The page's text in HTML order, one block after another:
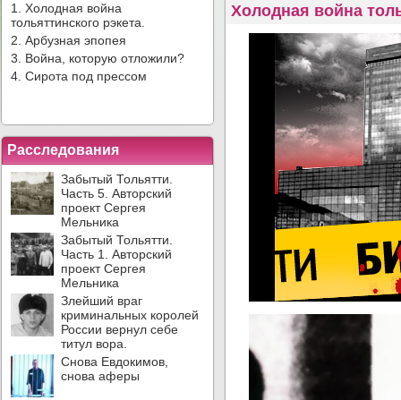
1. Холодная война
тольяттинского рэкета.
2. Арбузная эпопея
3. Война, которую отложили?
4. Сирота под прессом
Расследования
Забытый Тольятти.
Часть 5. Авторский
проект Сергея
Мельника
Забытый Тольятти.
Часть 1. Авторский
проект Сергея
Мельника
Злейший враг
криминальных королей
России вернул себе
титул вора.
Снова Евдокимов,
снова аферы
Холодная война